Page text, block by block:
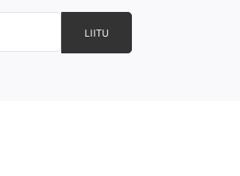
LIITU